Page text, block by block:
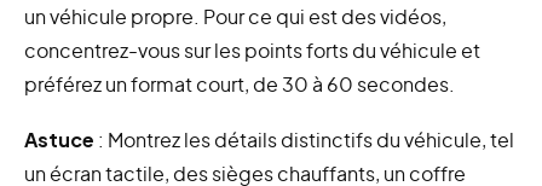
un véhicule propre. Pour ce qui est des vidéos,
concentrez-vous sur les points forts du véhicule et
préférez un format court, de 30 à 60 secondes.
Astuce : Montrez les détails distinctifs du véhicule, tel
un écran tactile, des sièges chauffants, un coffre